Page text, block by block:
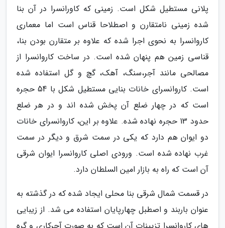
پلانی مستطیل شکل است. زمینی که کاورانسرا در آن بنا
شده زمینی نامتقارن و اصطلاحا قناس است اما معماری
کاروانسرا به نحوی اجرا شده که علاوه بر متقارن بودن بنا،
قناسی زمین هم پنهان شده است. در ساخت کاروانسرا از
مصالحی مانند آجر،سنگ، آهک، گچ و گل استفاده شده
است. کاروانسرای خانات بنایی مستطیل شکل با 54 حجره
است که در چهار ضلع آن پخش شده اند و در هر ضلع
حدود 13 حجره نهاده شده. علاوه بر این، کاروانسرای خانات
دو ایوان هم دارد که یکی در سمت شرق و دیگر در سمت
غرب نهاده شده است. ورودی اصلی کاروانسرا ایوان شرقی
آن است که راه به بازار امین السلطان دارد.
در قسمت شمال شرقی بنا محلی ایجاد شده که در گذشته به
عنوان باربند و اصطبل چهارپایان استفاده می شد. از زیبایی